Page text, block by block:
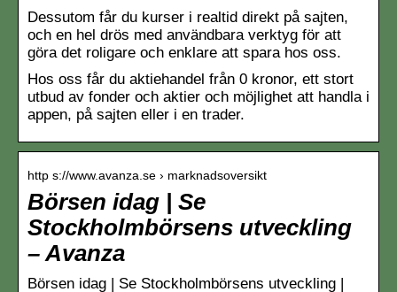
Dessutom får du kurser i realtid direkt på sajten,
och en hel drös med användbara verktyg för att
göra det roligare och enklare att spara hos oss.
Hos oss får du aktiehandel från 0 kronor, ett stort
utbud av fonder och aktier och möjlighet att handla i
appen, på sajten eller i en trader.
http s://www.avanza.se › marknadsoversikt
Börsen idag | Se
Stockholmbörsens utveckling
– Avanza
Börsen idag | Se Stockholmbörsens utveckling |